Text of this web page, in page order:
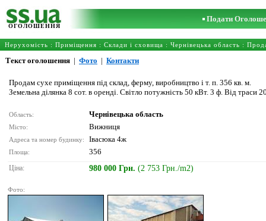
ОГОЛОШЕННЯ
Подати
Нерухомість : Приміщення : Склади і сховища : Чернівецька область :
Текст оголошення | Фото | Контакти
Продам сухе приміщення під склад, ферму, виробництво і т. п. 356 кв. м.
Земельна ділянка 8 сот. в оренді. Світло потужність 50 кВт. 3 ф. Від
Область: Чернівецька область
Місто: Вижниця
Адреса та номер будинку: Івасюка 4ж
Площа: 356
Ціна: 980 000 Грн. (2 753 Грн./m2)
Фото: